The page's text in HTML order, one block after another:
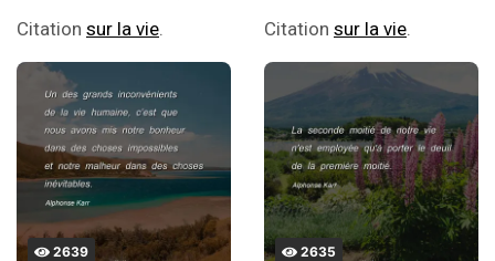
Citation sur la vie. Citation sur la vie.
2639 2635